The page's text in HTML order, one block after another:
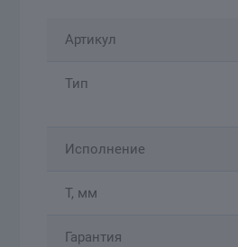
Артикул
Тип
Исполнение
T, мм
Гарантия